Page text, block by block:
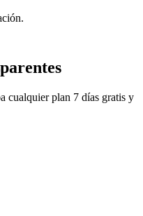
cualquier plan 7 días gratis y